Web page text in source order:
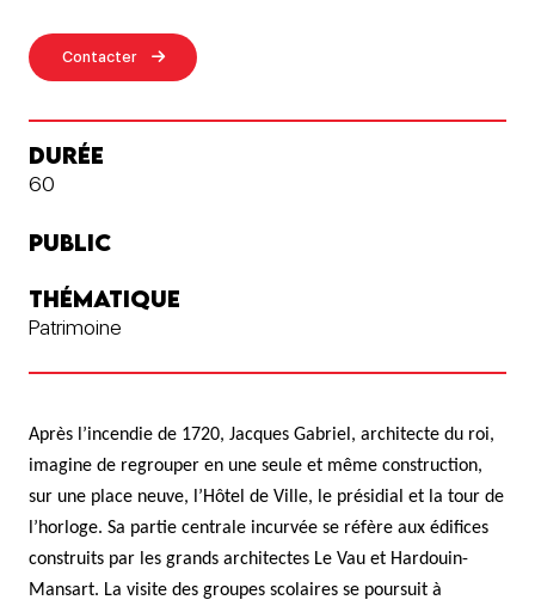
Contacter
DURÉE
60
PUBLIC
THÉMATIQUE
Patrimoine
Après l’incendie de 1720, Jacques Gabriel, architecte du roi,
imagine de regrouper en une seule et même construction,
sur une place neuve, l’Hôtel de Ville, le présidial et la tour de
l’horloge. Sa partie centrale incurvée se réfère aux édifices
construits par les grands architectes Le Vau et Hardouin-
Mansart. La visite des groupes scolaires se poursuit à